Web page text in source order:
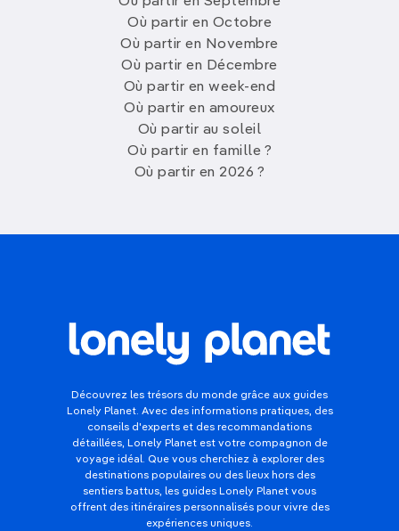
Où partir en Octobre
Où partir en Novembre
Où partir en Décembre
Où partir en week-end
Où partir en amoureux
Où partir au soleil
Où partir en famille ?
Où partir en 2026 ?
Découvrez les trésors du monde grâce aux guides
Lonely Planet. Avec des informations pratiques, des
conseils d'experts et des recommandations
détaillées, Lonely Planet est votre compagnon de
voyage idéal. Que vous cherchiez à explorer des
destinations populaires ou des lieux hors des
sentiers battus, les guides Lonely Planet vous
offrent des itinéraires personnalisés pour vivre des
expériences uniques.